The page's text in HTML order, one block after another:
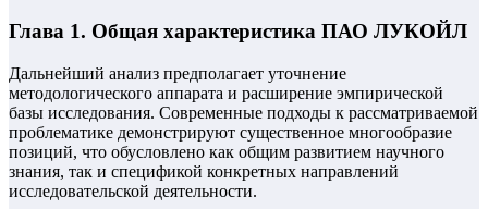
Глава 1. Общая характеристика ПАО ЛУКОЙЛ
Дальнейший анализ предполагает уточнение
методологического аппарата и расширение эмпирической
базы исследования. Современные подходы к рассматриваемой
проблематике демонстрируют существенное многообразие
позиций, что обусловлено как общим развитием научного
знания, так и спецификой конкретных направлений
исследовательской деятельности.